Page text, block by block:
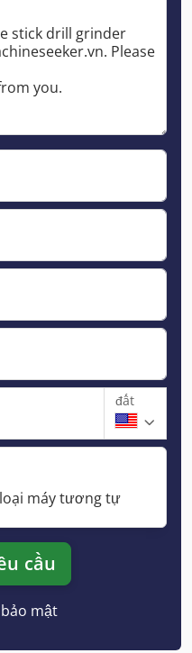
đất
máy tương tự
cầu
mật